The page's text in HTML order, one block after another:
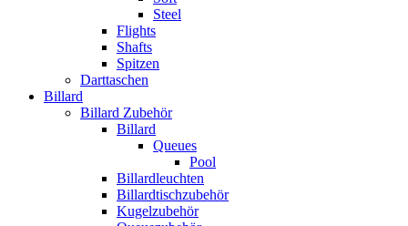
Steel
Flights
Shafts
Spitzen
Darttaschen
Billard
Billard Zubehör
Billard
Queues
Pool
Billardleuchten
Billardtischzubehör
Kugelzubehör